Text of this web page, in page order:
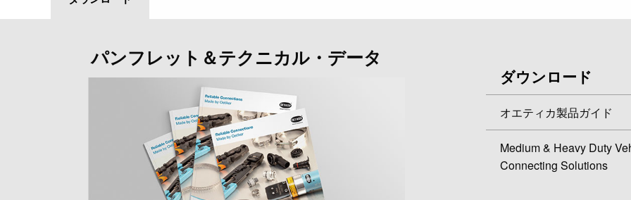
パンフレット＆テクニカル・データ
ダウンロード
オエティカ製品ガイド
Medium & Heavy Duty
Connecting Solutions